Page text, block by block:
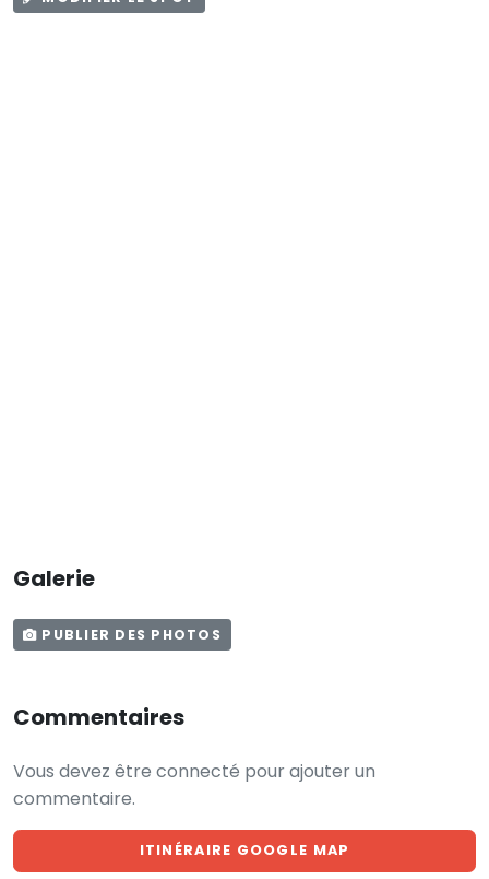
Galerie
PUBLIER DES PHOTOS
Commentaires
Vous devez être connecté pour ajouter un
commentaire.
ITINÉRAIRE GOOGLE MAP